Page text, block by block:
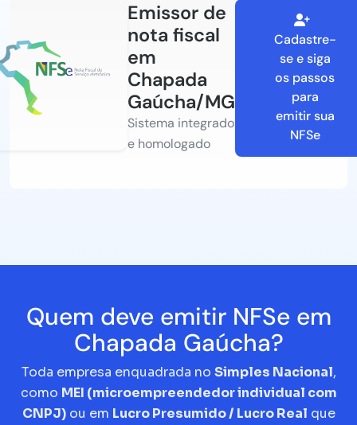
Emissor de
nota fiscal
em
Chapada
Gaúcha/MG
Sistema integrado
e homologado
Cadastre-
se e siga
os passos
para
emitir sua
NFSe
Quem deve emitir NFSe em
Chapada Gaúcha?
Toda empresa enquadrada no Simples Nacional,
como MEI (microempreendedor individual com
CNPJ)ou em Lucro Presumido / Lucro Real que